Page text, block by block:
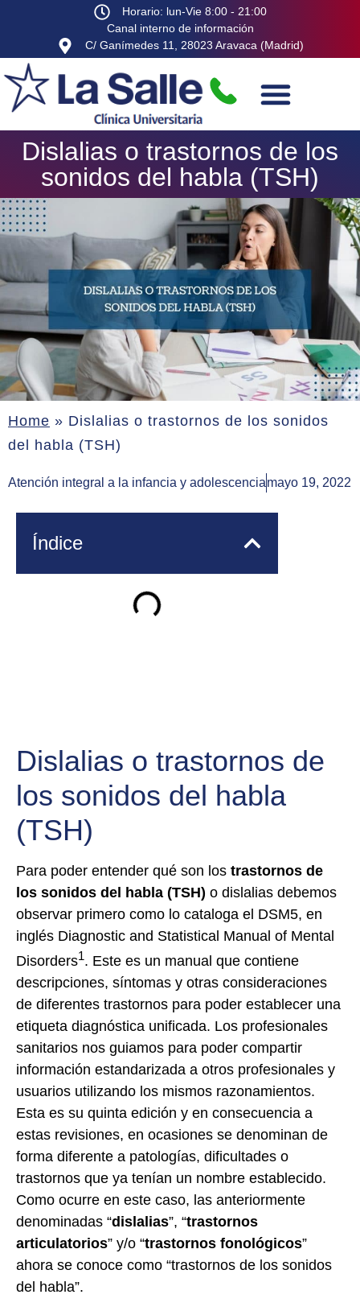
Horario: lun-Vie 8:00 - 21:00
Canal interno de información
C/ Ganímedes 11, 28023 Aravaca (Madrid)
Dislalias o trastornos de los
sonidos del habla (TSH)
Home » Dislalias o trastornos de los sonidos
del habla (TSH)
Atención integral a la infancia y adolescenciamayo 19, 2022
Índice
Dislalias o trastornos de
los sonidos del habla
(TSH)
Para poder entender qué son los trastornos de
los sonidos del habla (TSH) o dislalias debemos
observar primero como lo cataloga el DSM5, en
inglés Diagnostic and Statistical Manual of Mental
Disorders1. Este es un manual que contiene
descripciones, síntomas y otras consideraciones
de diferentes trastornos para poder establecer una
etiqueta diagnóstica unificada. Los profesionales
sanitarios nos guiamos para poder compartir
información estandarizada a otros profesionales y
usuarios utilizando los mismos razonamientos.
Esta es su quinta edición y en consecuencia a
estas revisiones, en ocasiones se denominan de
forma diferente a patologías, dificultades o
trastornos que ya tenían un nombre establecido.
Como ocurre en este caso, las anteriormente
denominadas “dislalias”, “trastornos
articulatorios” y/o “trastornos fonológicos”
ahora se conoce como “trastornos de los sonidos
del habla”.